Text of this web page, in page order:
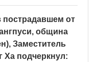
пострадавшем от
община
Заместитель
Ха подчеркнул: